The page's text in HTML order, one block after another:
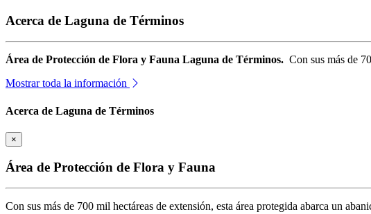
Acerca de Laguna de Términos
Área de Protección de Flora y Fauna Laguna de Términos. Con sus más de
Mostrar toda la información
Acerca de Laguna de Términos
×
Área de Protección de Flora y Fauna
Con sus más de 700 mil hectáreas de extensión, esta área protegida abarca un